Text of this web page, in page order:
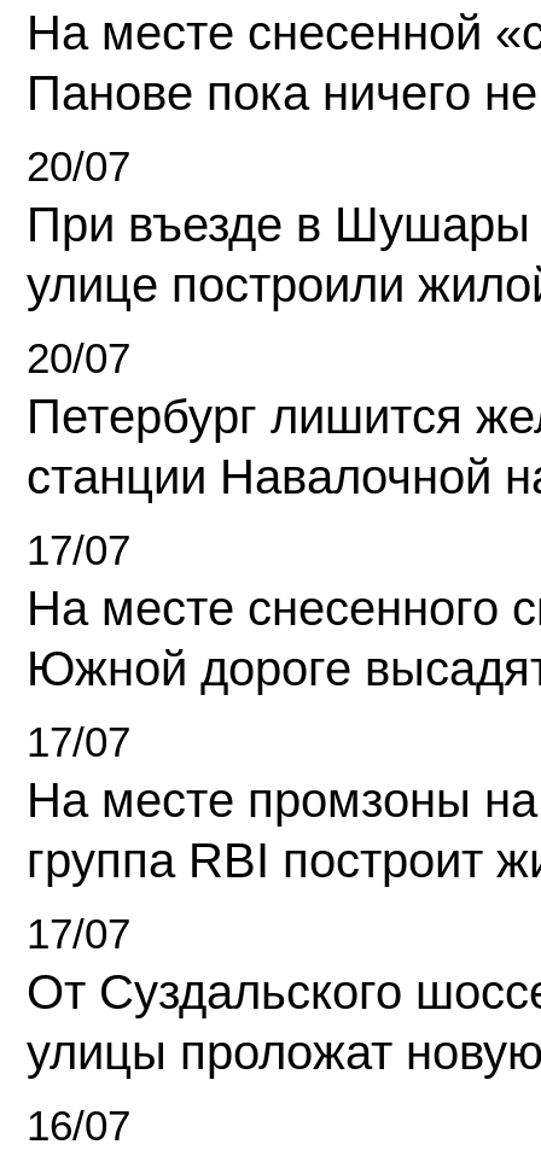
На месте снесенной
Панове пока ничего
20/07
При въезде в Шушары
улице построили
20/07
Петербург лишится
станции Навалочной
17/07
На месте снесенного
Южной дороге
17/07
На месте промзоны
группа RBI построит
17/07
От Суздальского
улицы проложат
16/07